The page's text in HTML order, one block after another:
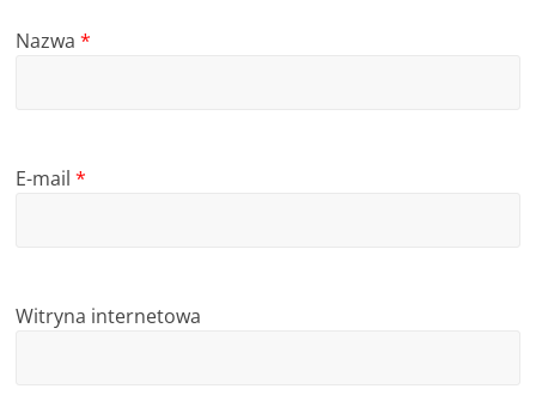
Nazwa*
E-mail*
Witryna internetowa